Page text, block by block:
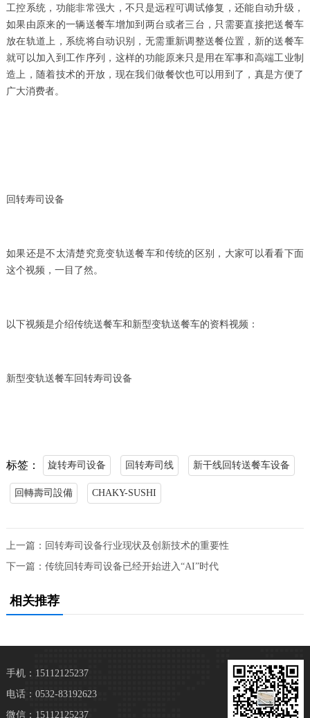
工控系统，功能非常强大，不只是远程可调试修复，还能自动升级，
如果由原来的一辆送餐车增加到两台或者三台，只需要直接把送餐车
放在轨道上，系统将自动识别，无需重新调整送餐位置，新的送餐车
就可以加入到工作序列，这样的功能原来只是用在军事和高端工业制
造上，随着技术的开放，现在我们做餐饮也可以用到了，真是方便了
广大消费者。
回转寿司设备
如果还是不太清楚究竟变轨送餐车和传统的区别，大家可以看看下面
这个视频，一目了然。
以下视频是介绍传统送餐车和新型变轨送餐车的资料视频：
新型变轨送餐车回转寿司设备
标签： 旋转寿司设备 回转寿司线 新干线回转送餐车设备
回轉壽司設備 CHAKY-SUSHI
上一篇：
回转寿司设备行业现状及创新技术的重要性
下一篇： 传统回转寿司设备已经开始进入“AI”时代
相关推荐
手机：15112125237
电话：0532-83192623
微信：15112125237